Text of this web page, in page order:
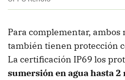
Para complementar, ambos
también tienen protección
La certificación IP69 los
sumersión en agua hasta 2